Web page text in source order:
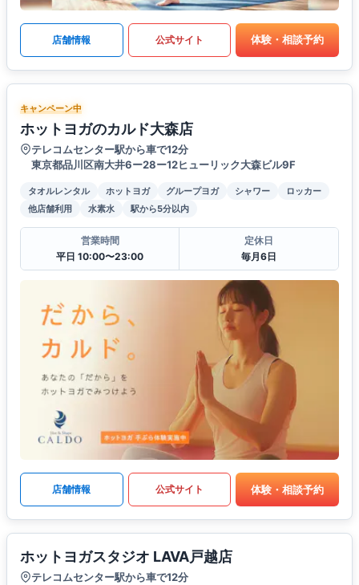
店舗情報 公式サイト 体験・相談予約
キャンペーン中
ホットヨガのカルド大森店
テレコムセンター駅から車で12分
東京都品川区南大井6ー28ー12ヒューリック大森ビル9F
タオルレンタル ホットヨガ グループヨガ シャワー
ロッカー
他店舗利用
水素水 駅から5分以内
営業時間
平日 10:00〜23:00
定休日
毎月6日
店舗情報 公式サイト 体験・相談予約
ホットヨガスタジオ LAVA戸越店
テレコムセンター駅から車で12分